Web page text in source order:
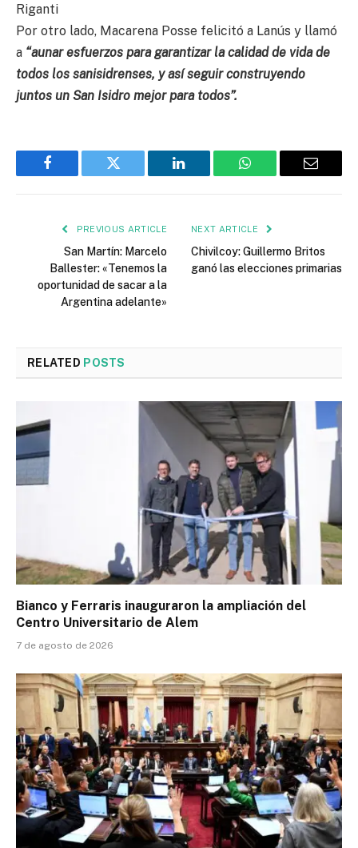
Riganti
Por otro lado, Macarena Posse felicitó a Lanús y llamó
a “aunar esfuerzos para garantizar la calidad de vida de
todos los sanisidrenses, y así seguir construyendo
juntos un San Isidro mejor para todos”.
Facebook Twitter LinkedIn WhatsApp Email
PREVIOUS ARTICLE
San Martín: Marcelo
Ballester: «Tenemos la
oportunidad de sacar a la
Argentina adelante»
NEXT ARTICLE
Chivilcoy: Guillermo Britos
ganó las elecciones primarias
RELATED POSTS
Bianco y Ferraris inauguraron la ampliación del
Centro Universitario de Alem
7 de agosto de 2026